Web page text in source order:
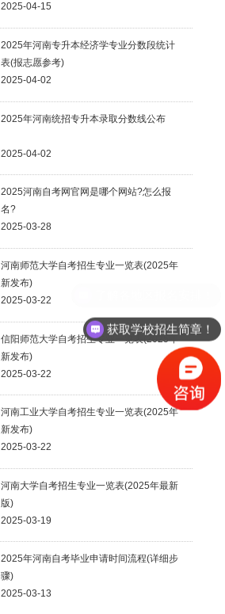
2025-04-15
2025年河南专升本经济学专业分数段统计
表(报志愿参考)
2025-04-02
2025年河南统招专升本录取分数线公布
2025-04-02
2025河南自考网官网是哪个网站?怎么报
名?
2025-03-28
河南师范大学自考招生专业一览表(2025年
新发布)
2025-03-22
信阳师范大学自考招生专业一览表(2025年
新发布)
2025-03-22
河南工业大学自考招生专业一览表(2025年
新发布)
2025-03-22
河南大学自考招生专业一览表(2025年最新
版)
2025-03-19
2025年河南自考毕业申请时间流程(详细步
骤)
2025-03-13
获取学校招生简章！